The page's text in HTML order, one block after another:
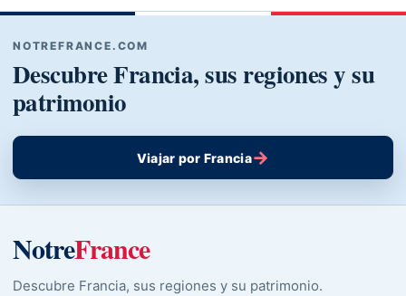
NOTREFRANCE.COM
Descubre Francia, sus regiones y su
patrimonio
Viajar por Francia→
NotreFrance
Descubre Francia, sus regiones y su patrimonio.